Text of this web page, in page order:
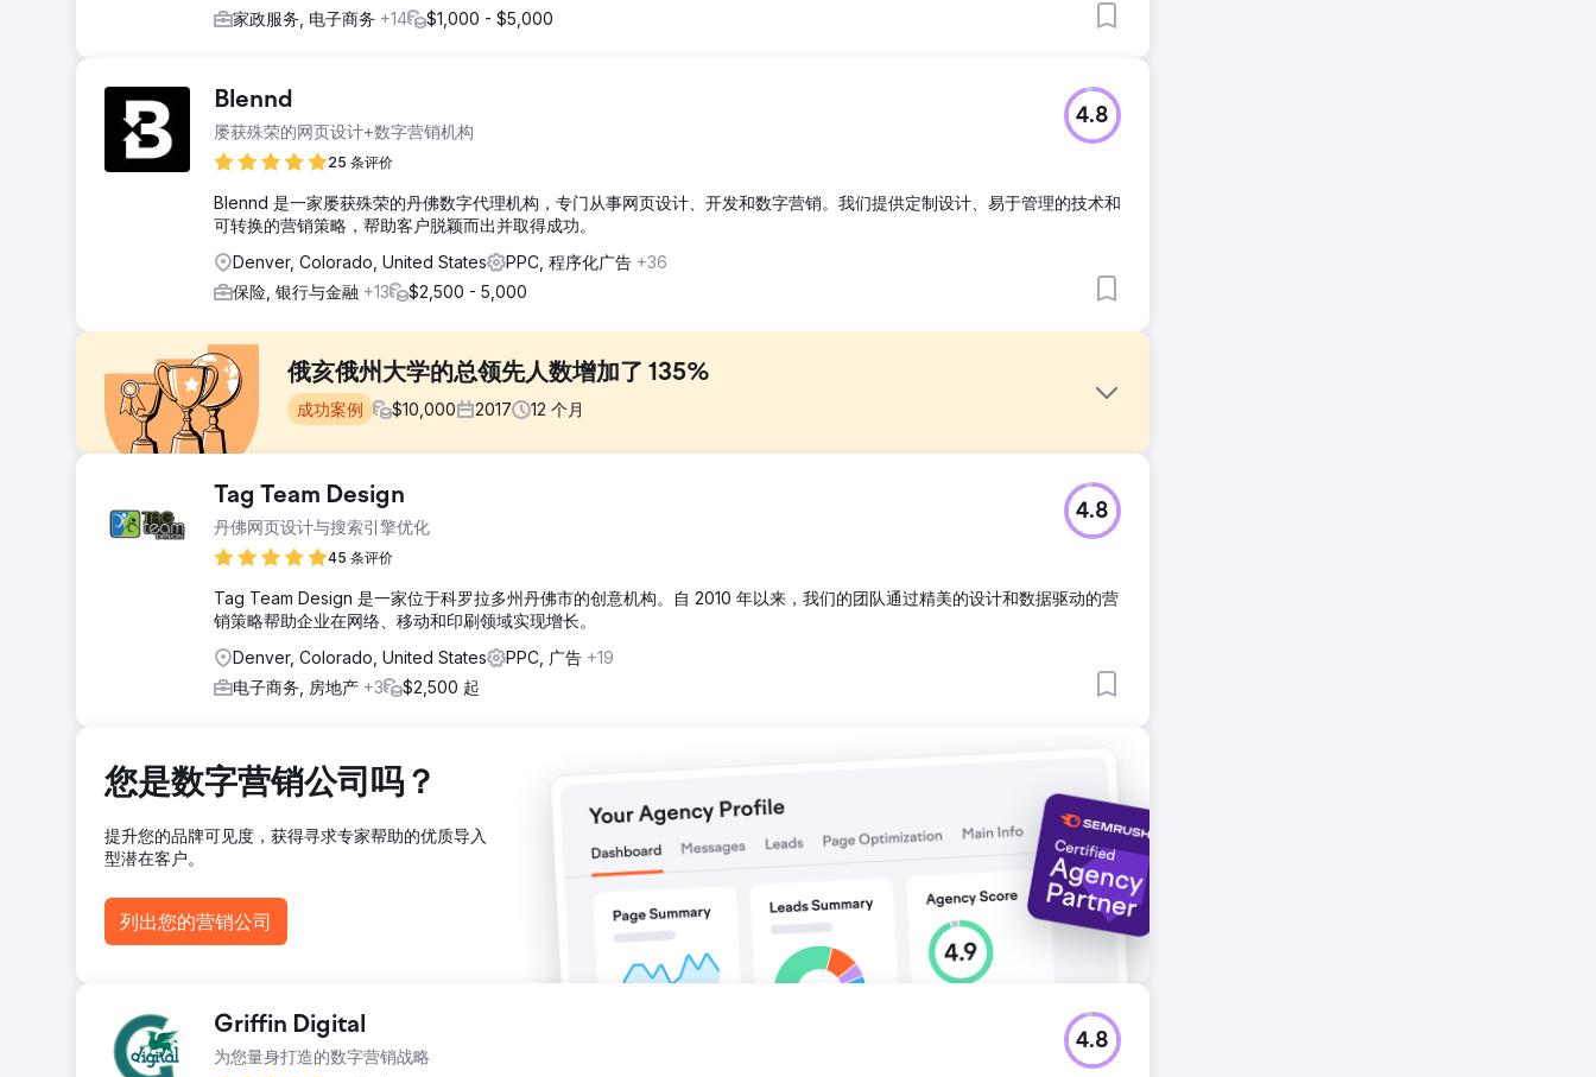
家政服务, 电子商务 +14 $1,000 - $5,000
Blennd
屡获殊荣的网页设计+数字营销机构
25 条评价
4.8
Blennd 是一家屡获殊荣的丹佛数字代理机构，专门从事网页设计、开发和数字营销。我们提供定制设计、易于管理的技术和
可转换的营销策略，帮助客户脱颖而出并取得成功。
Denver, Colorado, United States
PPC, 程序化广告 +36
保险, 银行与金融 +13 $2,500 - 5,000
俄亥俄州大学的总领先人数增加了 135%
成功案例 $10,000 2017 12 个月
近年来，俄亥俄州营销研究生课程的竞争显着加剧，这主要是由于竞争加剧以及其他大学提供的学位选择（尤其是在线学位）的激增。
我们执行了专为目标受众设计的个性化策略，通过添加与受众相关的目标关键字并微调其网站上的内容来增强搜索引擎的可见性。
- 总体潜在客户增加 135% - 有机潜在客户增加 38% - 付费潜在客户增加 148%
前往营销公司页面
Tag Team Design
丹佛网页设计与搜索引擎优化
45 条评价
4.8
Tag Team Design 是一家位于科罗拉多州丹佛市的创意机构。自 2010 年以来，我们的团队通过精美的设计和数据驱动的营
销策略帮助企业在网络、移动和印刷领域实现增长。
Denver, Colorado, United States
PPC, 广告 +19
电子商务, 房地产 +3 $2,500 起
您是数字营销公司吗？
提升您的品牌可见度，获得寻求专家帮助的优质导入
型潜在客户。
列出您的营销公司
Griffin Digital
为您量身打造的数字营销战略
4.8